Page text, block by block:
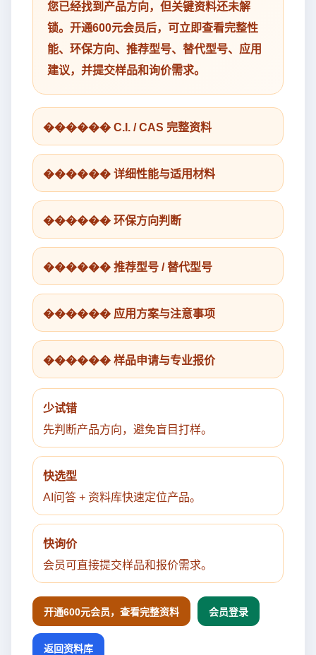
您已经找到产品方向，但关键资料还未解
锁。开通600元会员后，可立即查看完整性
能、环保方向、推荐型号、替代型号、应用
建议，并提交样品和询价需求。
������ C.I. / CAS 完整资料
������ 详细性能与适用材料
������ 环保方向判断
������ 推荐型号 / 替代型号
������ 应用方案与注意事项
������ 样品申请与专业报价
少试错
先判断产品方向，避免盲目打样。
快选型
AI问答 + 资料库快速定位产品。
快询价
会员可直接提交样品和报价需求。
开通600元会员，查看完整资料 会员登录
返回资料库